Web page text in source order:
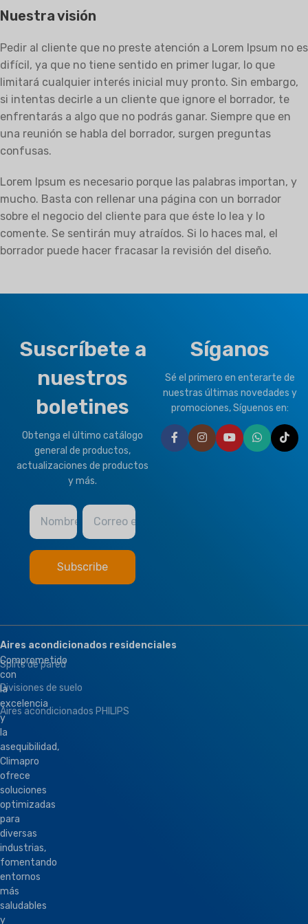
Nuestra visión
Pedir al cliente que no preste atención a Lorem Ipsum no es
difícil, ya que no tiene sentido en primer lugar, lo que
limitará cualquier interés inicial muy pronto. Sin embargo,
si intentas decirle a un cliente que ignore el borrador, te
enfrentarás a algo que no podrás ganar. Siempre que en
una reunión se habla del borrador, surgen preguntas
confusas.
Lorem Ipsum es necesario porque las palabras importan, y
mucho. Basta con rellenar una página con un borrador
sobre el negocio del cliente para que éste lo lea y lo
comente. Se sentirán muy atraídos. Si lo haces mal, el
borrador puede hacer fracasar la revisión del diseño.
Suscríbete a
nuestros
boletines
Obtenga el último catálogo
general de productos,
actualizaciones de productos
y más.
Nombre Correo electrónico
Síganos
Sé el primero en enterarte de
nuestras últimas novedades y
promociones, Síguenos en:
Comprometido
con
la
excelencia
y
la
asequibilidad,
Climapro
ofrece
soluciones
optimizadas
para
diversas
industrias,
fomentando
entornos
más
saludables
y
Aires acondicionados residenciales
Splits de pared
Divisiones de suelo
Aires acondicionados PHILIPS